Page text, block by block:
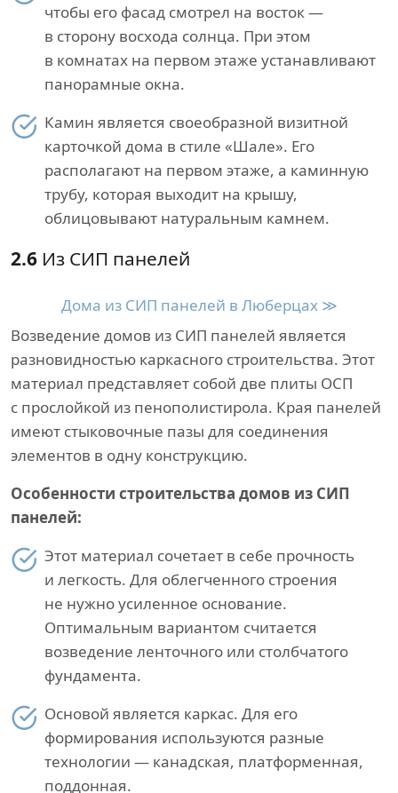
чтобы его фасад смотрел на восток —
в сторону восхода солнца. При этом
в комнатах на первом этаже устанавливают
панорамные окна.
Камин является своеобразной визитной
карточкой дома в стиле «Шале». Его
располагают на первом этаже, а каминную
трубу, которая выходит на крышу,
облицовывают натуральным камнем.
2.6 Из СИП панелей
Дома из СИП панелей в Люберцах ≫
Возведение домов из СИП панелей является
разновидностью каркасного строительства. Этот
материал представляет собой две плиты ОСП
с прослойкой из пенополистирола. Края панелей
имеют стыковочные пазы для соединения
элементов в одну конструкцию.
Особенности строительства домов из СИП
панелей:
Этот материал сочетает в себе прочность
и легкость. Для облегченного строения
не нужно усиленное основание.
Оптимальным вариантом считается
возведение ленточного или столбчатого
фундамента.
Основой является каркас. Для его
формирования используются разные
технологии — канадская, платформенная,
поддонная.